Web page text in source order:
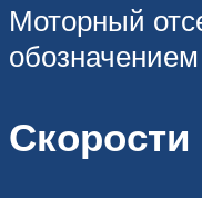
Моторный
Скорости